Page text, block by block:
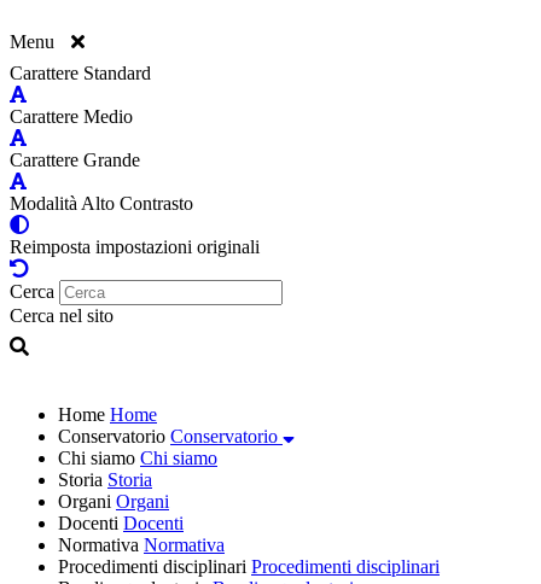
Menu
Carattere Standard
Carattere Medio
Carattere Grande
Modalità Alto Contrasto
Reimposta impostazioni originali
Cerca
Cerca nel sito
Home Home
Conservatorio Conservatorio
Chi siamo Chi siamo
Storia Storia
Organi Organi
Docenti Docenti
Normativa Normativa
Procedimenti disciplinari Procedimenti disciplinari